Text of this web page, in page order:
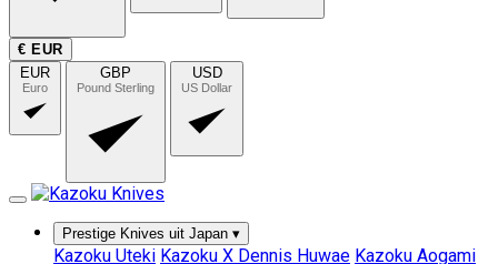
€ EUR
EUR
Euro
GBP
Pound Sterling
USD
US Dollar
Prestige Knives uit Japan ▾
Kazoku Uteki Kazoku X Dennis Huwae Kazoku Aogami